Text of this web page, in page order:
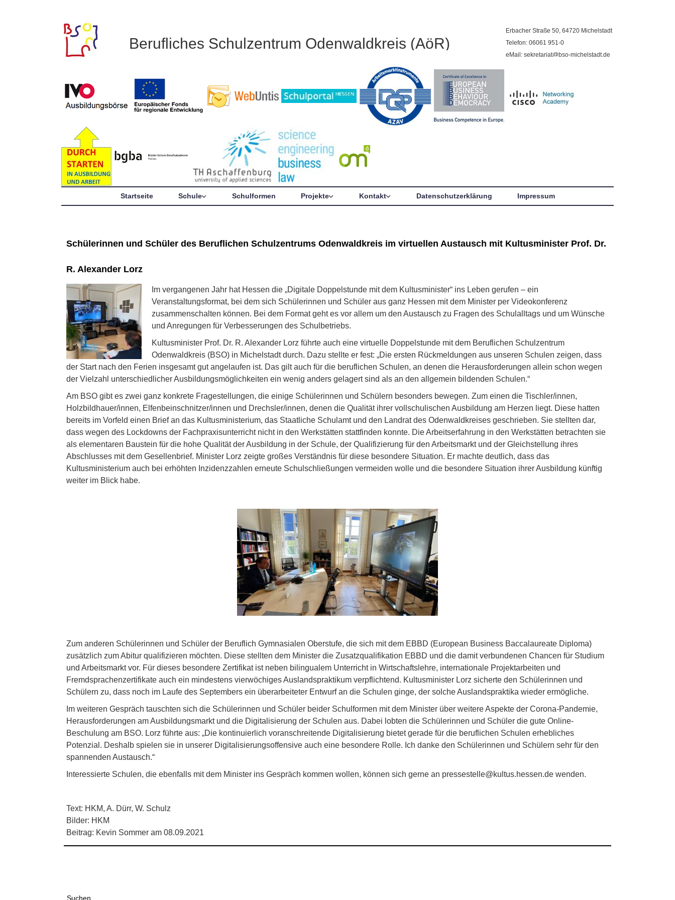
Berufliches Schulzentrum Odenwaldkreis (AöR)
Erbacher Straße 50, 64720 Michelstadt
Telefon: 06061 951-0
eMail: sekretariat@bso-michelstadt.de
Startseite Schule Schulformen Projekte Kontakt Datenschutzerklärung Impressum
Schülerinnen und Schüler des Beruflichen Schulzentrums Odenwaldkreis im virtuellen Austausch mit Kultusminister Prof. Dr.
R. Alexander Lorz
Im vergangenen Jahr hat Hessen die „Digitale Doppelstunde mit dem Kultusminister“ ins Leben gerufen – ein
Veranstaltungsformat, bei dem sich Schülerinnen und Schüler aus ganz Hessen mit dem Minister per Videokonferenz
zusammenschalten können. Bei dem Format geht es vor allem um den Austausch zu Fragen des Schulalltags und um Wünsche
und Anregungen für Verbesserungen des Schulbetriebs.
Kultusminister Prof. Dr. R. Alexander Lorz führte auch eine virtuelle Doppelstunde mit dem Beruflichen Schulzentrum
Odenwaldkreis (BSO) in Michelstadt durch. Dazu stellte er fest: „Die ersten Rückmeldungen aus unseren Schulen zeigen, dass
der Start nach den Ferien insgesamt gut angelaufen ist. Das gilt auch für die beruflichen Schulen, an denen die Herausforderungen allein schon wegen
der Vielzahl unterschiedlicher Ausbildungsmöglichkeiten ein wenig anders gelagert sind als an den allgemein bildenden Schulen.“
Am BSO gibt es zwei ganz konkrete Fragestellungen, die einige Schülerinnen und Schülern besonders bewegen. Zum einen die Tischler/innen,
Holzbildhauer/innen, Elfenbeinschnitzer/innen und Drechsler/innen, denen die Qualität ihrer vollschulischen Ausbildung am Herzen liegt. Diese hatten
bereits im Vorfeld einen Brief an das Kultusministerium, das Staatliche Schulamt und den Landrat des Odenwaldkreises geschrieben. Sie stellten dar,
dass wegen des Lockdowns der Fachpraxisunterricht nicht in den Werkstätten stattfinden konnte. Die Arbeitserfahrung in den Werkstätten betrachten sie
als elementaren Baustein für die hohe Qualität der Ausbildung in der Schule, der Qualifizierung für den Arbeitsmarkt und der Gleichstellung ihres
Abschlusses mit dem Gesellenbrief. Minister Lorz zeigte großes Verständnis für diese besondere Situation. Er machte deutlich, dass das
Kultusministerium auch bei erhöhten Inzidenzzahlen erneute Schulschließungen vermeiden wolle und die besondere Situation ihrer Ausbildung künftig
weiter im Blick habe.
Zum anderen Schülerinnen und Schüler der Beruflich Gymnasialen Oberstufe, die sich mit dem EBBD (European Business Baccalaureate Diploma)
zusätzlich zum Abitur qualifizieren möchten. Diese stellten dem Minister die Zusatzqualifikation EBBD und die damit verbundenen Chancen für Studium
und Arbeitsmarkt vor. Für dieses besondere Zertifikat ist neben bilingualem Unterricht in Wirtschaftslehre, internationale Projektarbeiten und
Fremdsprachenzertifikate auch ein mindestens vierwöchiges Auslandspraktikum verpflichtend. Kultusminister Lorz sicherte den Schülerinnen und
Schülern zu, dass noch im Laufe des Septembers ein überarbeiteter Entwurf an die Schulen ginge, der solche Auslandspraktika wieder ermögliche.
Im weiteren Gespräch tauschten sich die Schülerinnen und Schüler beider Schulformen mit dem Minister über weitere Aspekte der Corona-Pandemie,
Herausforderungen am Ausbildungsmarkt und die Digitalisierung der Schulen aus. Dabei lobten die Schülerinnen und Schüler die gute Online-
Beschulung am BSO. Lorz führte aus: „Die kontinuierlich voranschreitende Digitalisierung bietet gerade für die beruflichen Schulen erhebliches
Potenzial. Deshalb spielen sie in unserer Digitalisierungsoffensive auch eine besondere Rolle. Ich danke den Schülerinnen und Schülern sehr für den
spannenden Austausch.“
Interessierte Schulen, die ebenfalls mit dem Minister ins Gespräch kommen wollen, können sich gerne an pressestelle@kultus.hessen.de wenden.
Text: HKM, A. Dürr, W. Schulz
Bilder: HKM
Beitrag: Kevin Sommer am 08.09.2021
Suchen